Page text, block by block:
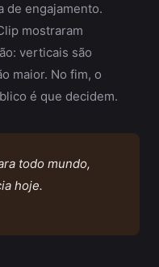
de engajamento.
mostraram
verticais são
maior. No fim, o
é que decidem.
todo mundo,
hoje.